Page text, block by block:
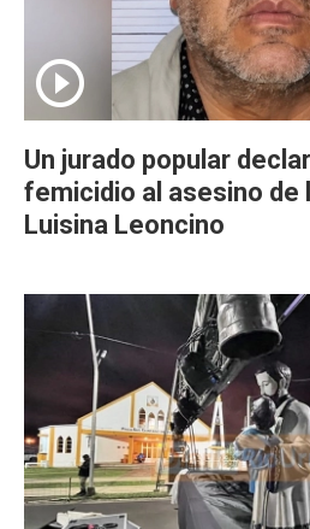
Un jurado popular
femicidio al asesino de
Luisina Leoncino